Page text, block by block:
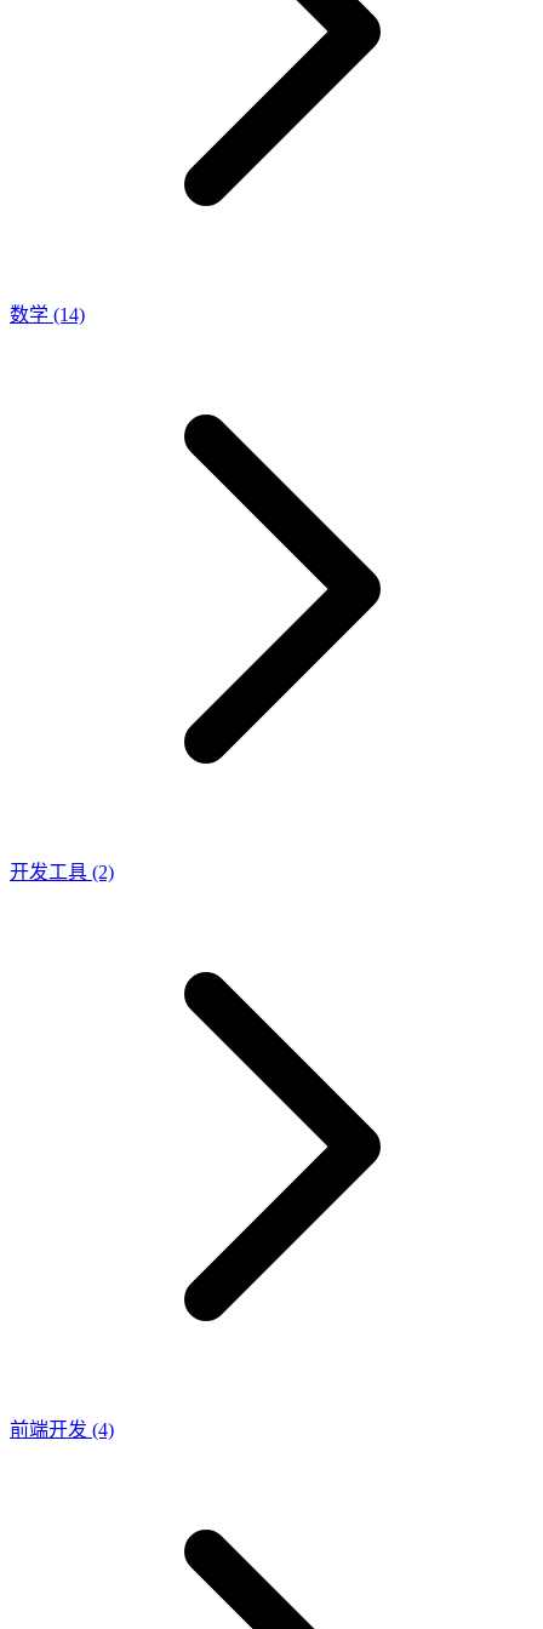
数学 (14)
开发工具 (2)
前端开发 (4)